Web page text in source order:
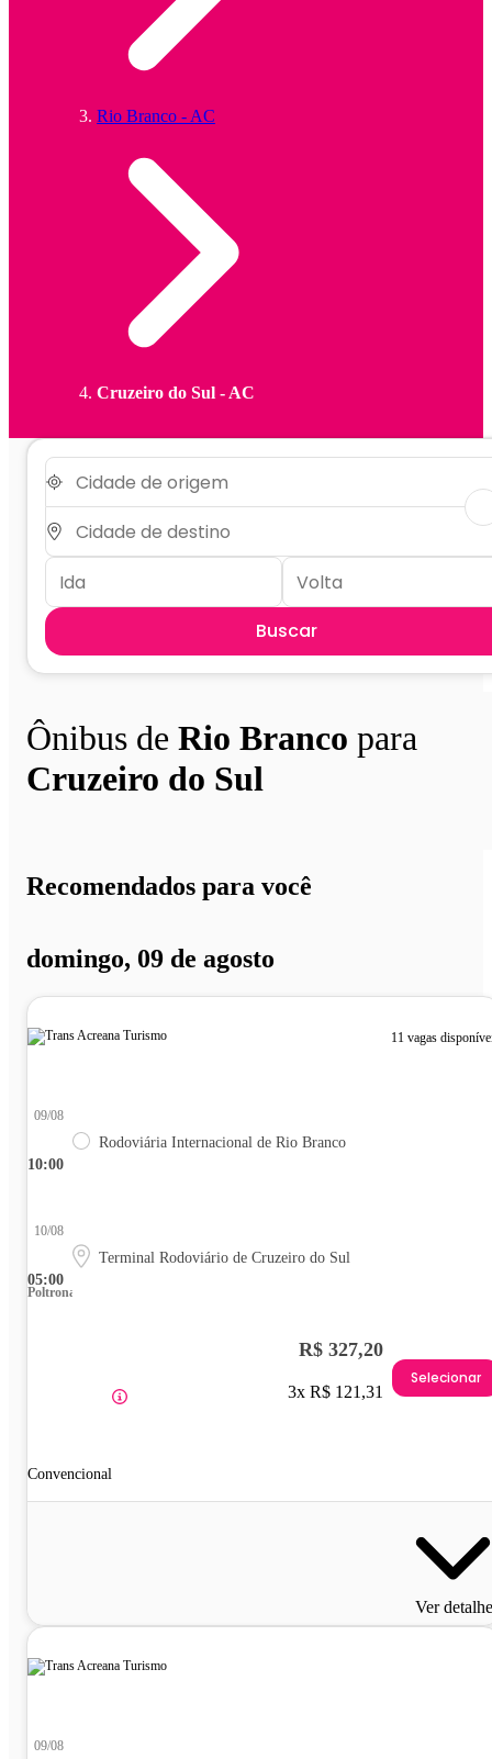
Rio Branco - AC
Cruzeiro do Sul - AC
Buscar
Ônibus de Rio Branco para
Cruzeiro do Sul
Recomendados para você
domingo, 09 de agosto
11 vagas
10:00
09/08
Rodoviária Internacional de Rio Branco
05:00
10/08
Terminal Rodoviário de Cruzeiro do Sul
Poltrona
Convencional
R$ 327,20
3x R$ 121,31
Selecionar
Ver
09/08